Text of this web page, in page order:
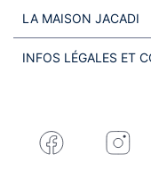
LA MAISON JACADI
INFOS LÉGALES ET